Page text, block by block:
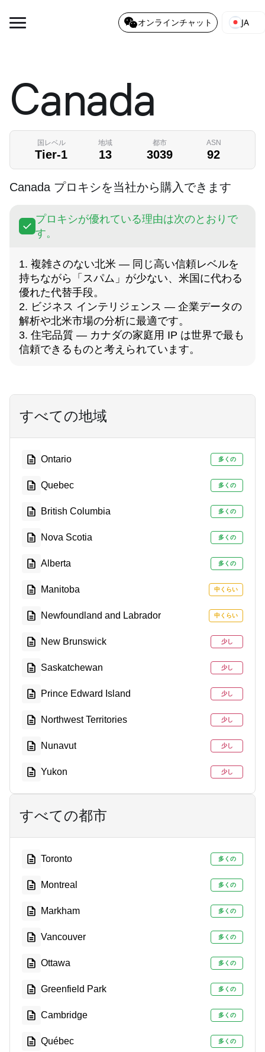
オンラインチャット JA
Canada
国レベル
Tier-1
地域
13
都市
3039
ASN
92
Canada プロキシを当社から購入できます
プロキシが優れている理由は次のとおりで
す。
1. 複雑さのない北米 — 同じ高い信頼レベルを
持ちながら「スパム」が少ない、米国に代わる
優れた代替手段。
2. ビジネス インテリジェンス — 企業データの
解析や北米市場の分析に最適です。
3. 住宅品質 — カナダの家庭用 IP は世界で最も
信頼できるものと考えられています。
すべての地域
Ontario 多くの
Quebec 多くの
British Columbia 多くの
Nova Scotia 多くの
Alberta 多くの
Manitoba 中くらい
Newfoundland and Labrador 中くらい
New Brunswick 少し
Saskatchewan 少し
Prince Edward Island 少し
Northwest Territories 少し
Nunavut 少し
Yukon 少し
すべての都市
Toronto 多くの
Montreal 多くの
Markham 多くの
Vancouver 多くの
Ottawa 多くの
Greenfield Park 多くの
Cambridge 多くの
Québec 多くの